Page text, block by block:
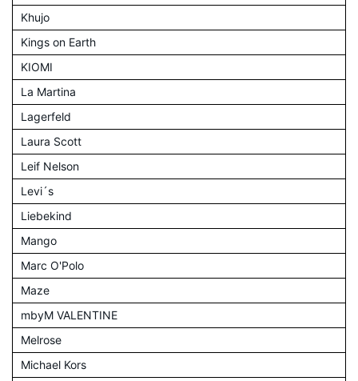
Khujo
Kings on Earth
KIOMI
La Martina
Lagerfeld
Laura Scott
Leif Nelson
Levi´s
Liebekind
Mango
Marc O'Polo
Maze
mbyM VALENTINE
Melrose
Michael Kors